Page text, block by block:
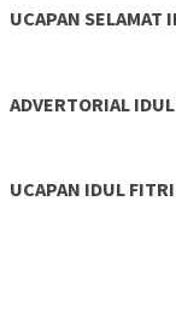
UCAPAN SELAMAT
ADVERTORIAL
UCAPAN IDUL